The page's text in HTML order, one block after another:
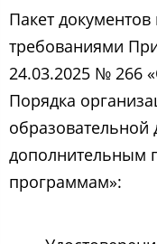
Пакет документов
требованиями
24.03.2025 № 266
Порядка
образовательной
дополнительным
программам»: